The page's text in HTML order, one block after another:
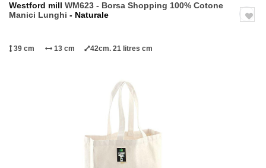
Westford mill WM623 - Borsa Shopping 100% Cotone
Manici Lunghi - Naturale
39 cm 13 cm 42cm. 21 litres cm